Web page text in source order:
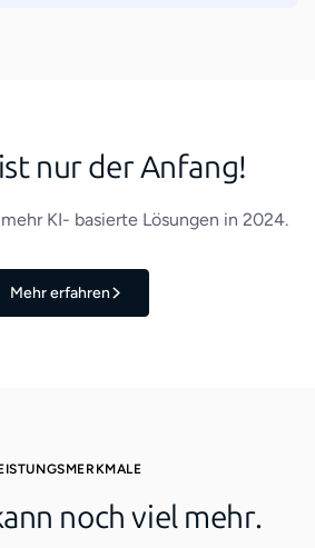
nur der Anfang!
KI- basierte Lösungen in 2024.
Mehr erfahren
noch viel mehr.